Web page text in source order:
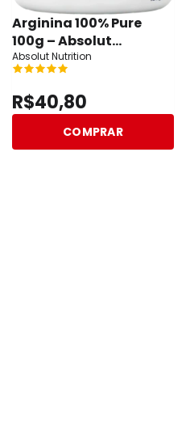
Arginina 100% Pure
100g – Absolut
Nutrition
Absolut Nutrition
R$40,80
COMPRAR